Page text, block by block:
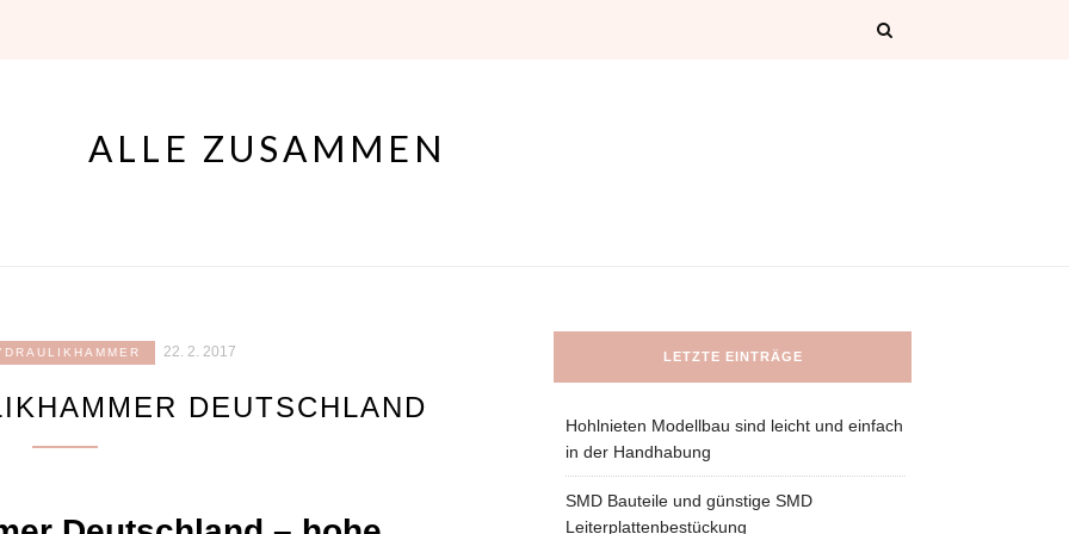
ALLE ZUSAMMEN
22. 2. 2017
DEUTSCHLAND
LETZTE EINTRÄGE
Hohlnieten Modellbau sind leicht und einfach
in der Handhabung
SMD Bauteile und günstige SMD
Leiterplattenbestückung